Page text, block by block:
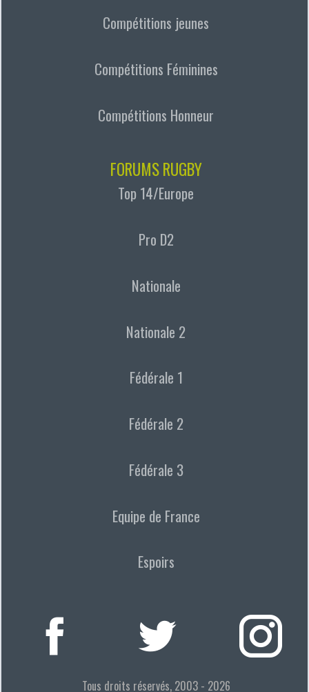
Compétitions jeunes
Compétitions Féminines
Compétitions Honneur
FORUMS RUGBY
Top 14/Europe
Pro D2
Nationale
Nationale 2
Fédérale 1
Fédérale 2
Fédérale 3
Equipe de France
Espoirs
Tous droits réservés, 2003 - 2026